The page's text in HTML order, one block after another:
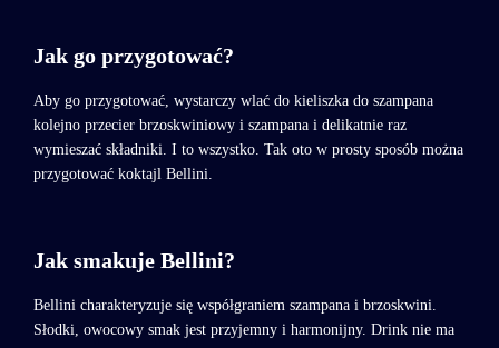
Jak go przygotować?
Aby go przygotować, wystarczy wlać do kieliszka do szampana
kolejno przecier brzoskwiniowy i szampana i delikatnie raz
wymieszać składniki. I to wszystko. Tak oto w prosty sposób można
przygotować koktajl Bellini.
Jak smakuje Bellini?
Bellini charakteryzuje się współgraniem szampana i brzoskwini.
Słodki, owocowy smak jest przyjemny i harmonijny. Drink nie ma